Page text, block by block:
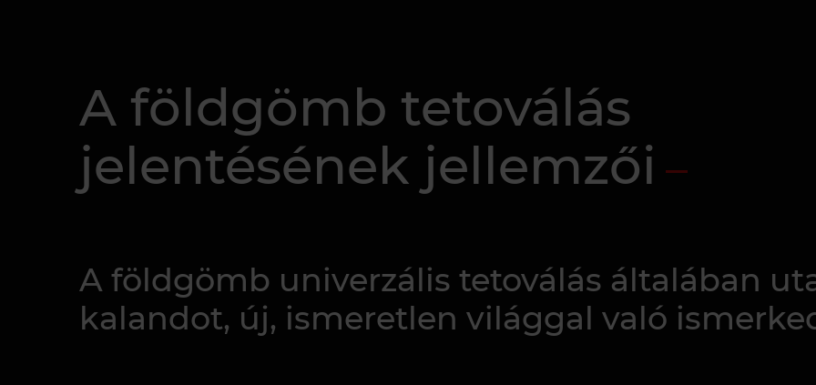
A földgömb tetoválás
jelentésének jellemzői
A földgömb univerzális tetoválás általában
kalandot, új, ismeretlen világgal való